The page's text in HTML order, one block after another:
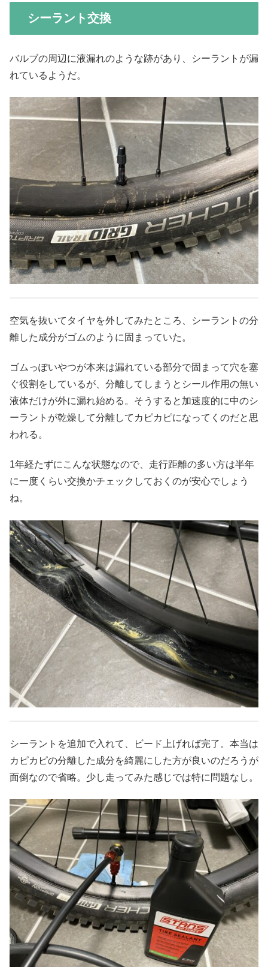
シーラント交換
バルブの周辺に液漏れのような跡があり、シーラントが漏
れているようだ。
空気を抜いてタイヤを外してみたところ、シーラントの分
離した成分がゴムのように固まっていた。
ゴムっぽいやつが本来は漏れている部分で固まって穴を塞
ぐ役割をしているが、分離してしまうとシール作用の無い
液体だけが外に漏れ始める。そうすると加速度的に中のシ
ーラントが乾燥して分離してカピカピになってくのだと思
われる。
1年経たずにこんな状態なので、走行距離の多い方は半年
に一度くらい交換かチェックしておくのが安心でしょう
ね。
シーラントを追加で入れて、ビード上げれば完了。本当は
カピカピの分離した成分を綺麗にした方が良いのだろうが
面倒なので省略。少し走ってみた感じでは特に問題なし。